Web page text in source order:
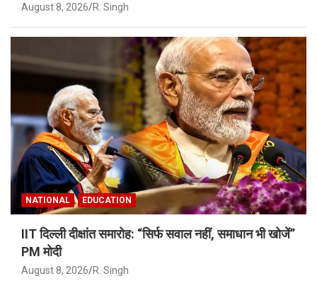
August 8, 2026 R. Singh
NATIONAL EDUCATION
IIT दिल्ली दीक्षांत समारोह: “सिर्फ सवाल नहीं, समाधान भी खोजें”
PM मोदी
August 8, 2026 R. Singh